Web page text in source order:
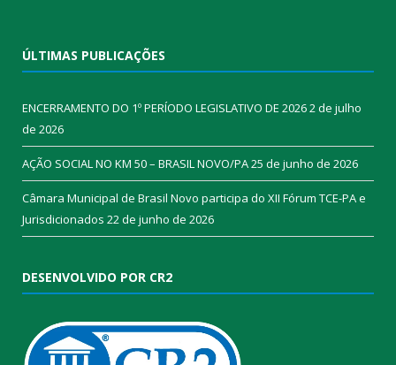
ÚLTIMAS PUBLICAÇÕES
ENCERRAMENTO DO 1º PERÍODO LEGISLATIVO DE 20262 de julho
de 2026
AÇÃO SOCIAL NO KM 50 – BRASIL NOVO/PA25 de junho de 2026
Câmara Municipal de Brasil Novo participa do XII Fórum TCE-PA e
Jurisdicionados 22 de junho de 2026
DESENVOLVIDO POR CR2